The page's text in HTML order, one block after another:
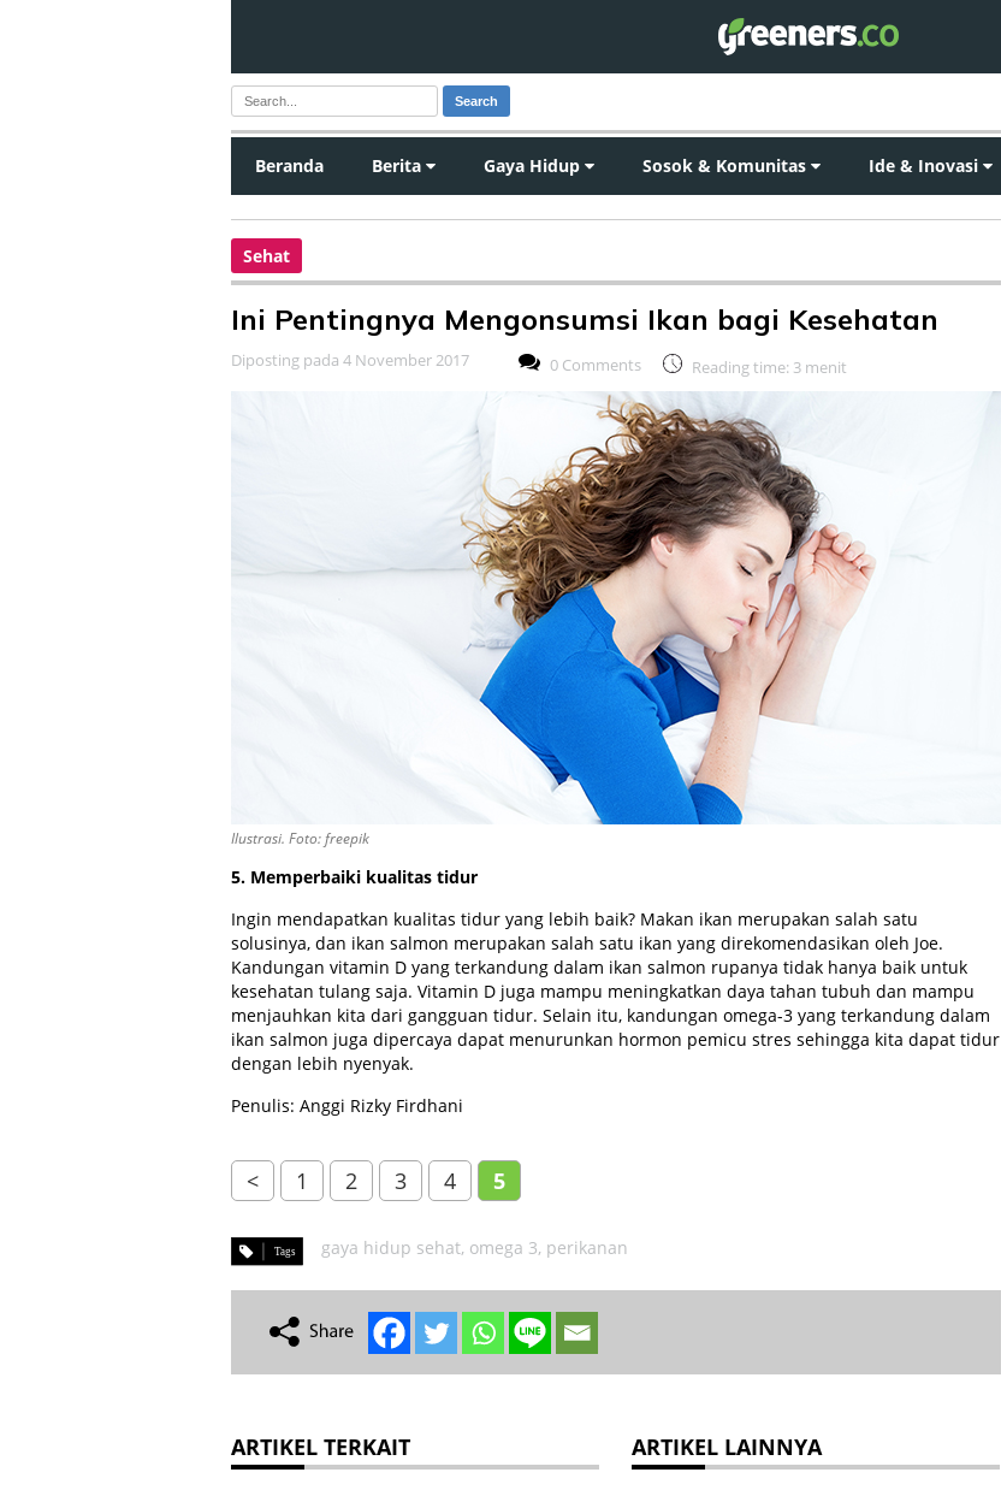
Search
Beranda Berita Gaya Hidup Sosok & Komunitas Ide & Inovasi
Sehat
Ini Pentingnya Mengonsumsi Ikan bagi Kesehatan
Diposting pada 4 November 2017 0 Comments Reading time: 3 menit
Ilustrasi. Foto: freepik
5. Memperbaiki kualitas tidur
Ingin mendapatkan kualitas tidur yang lebih baik? Makan ikan merupakan salah satu
solusinya, dan ikan salmon merupakan salah satu ikan yang direkomendasikan oleh Joe.
Kandungan vitamin D yang terkandung dalam ikan salmon rupanya tidak hanya baik untuk
kesehatan tulang saja. Vitamin D juga mampu meningkatkan daya tahan tubuh dan mampu
menjauhkan kita dari gangguan tidur. Selain itu, kandungan omega-3 yang terkandung dalam
ikan salmon juga dipercaya dapat menurunkan hormon pemicu stres sehingga kita dapat tidur
dengan lebih nyenyak.
Penulis: Anggi Rizky Firdhani
< 1 2 3 4 5
gaya hidup sehat, omega 3, perikanan
ARTIKEL TERKAIT ARTIKEL LAINNYA